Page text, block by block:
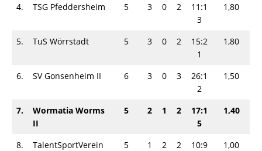
4. TSG Pfeddersheim 5 3 0 2
11:1
3
1,80
5. TuS Wörrstadt 5 3 0 2
15:2
1
1,80
6. SV Gonsenheim II 6 3 0 3
26:1
2
1,50
7.
Wormatia Worms
II
5 2 1 2
17:1
5
1,40
8.
TalentSportVerein
5 1 2 2 10:9 1,00